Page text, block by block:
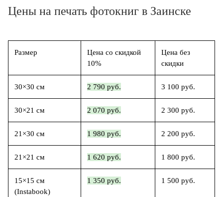
Цены на печать фотокниг в Заинске
Размер
Цена со скидкой
10%
Цена без
скидки
30×30 см 2 790 руб. 3 100 руб.
30×21 см 2 070 руб. 2 300 руб.
21×30 см 1 980 руб. 2 200 руб.
21×21 см 1 620 руб. 1 800 руб.
15×15 см
(Instabook)
1 350 руб. 1 500 руб.